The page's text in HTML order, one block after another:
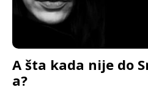
A šta kada nije do
a?